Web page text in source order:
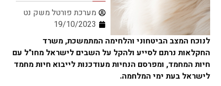
מערכת פורטל משק נט
19/10/2023
לנוכח המצב הביטחוני והלחימה המתמשכת, משרד
החקלאות נרתם לסייע ולהקל על השבים לישראל מחו"ל עם
חיות המחמד, ומפרסם הנחיות מעודכנות לייבוא חיות מחמד
לישראל בעת ימי המלחמה.